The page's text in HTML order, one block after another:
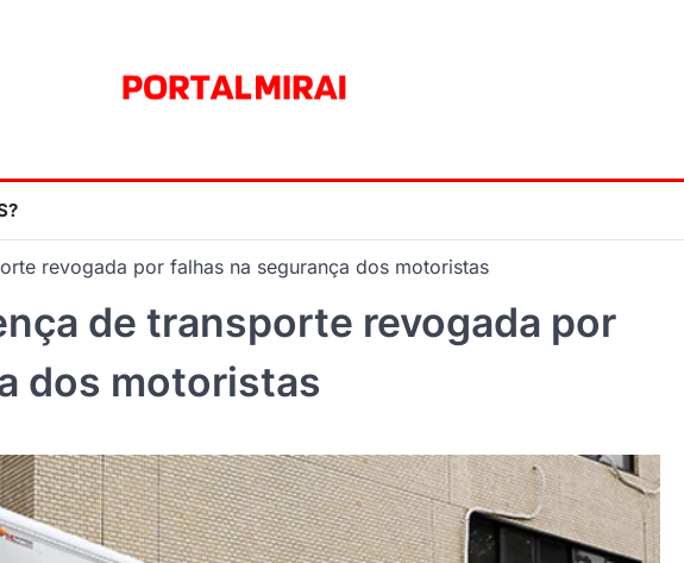
revogada por falhas na segurança dos motoristas
de transporte revogada por
dos motoristas